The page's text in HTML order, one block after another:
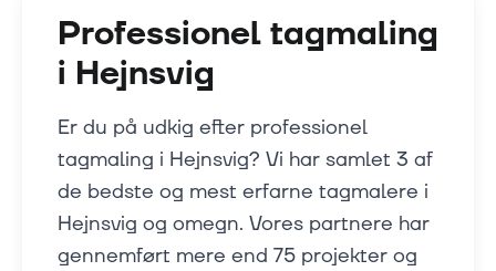
Professionel tagmaling
i Hejnsvig
Er du på udkig efter professionel
tagmaling i Hejnsvig? Vi har samlet 3 af
de bedste og mest erfarne tagmalere i
Hejnsvig og omegn. Vores partnere har
gennemført mere end 75 projekter og